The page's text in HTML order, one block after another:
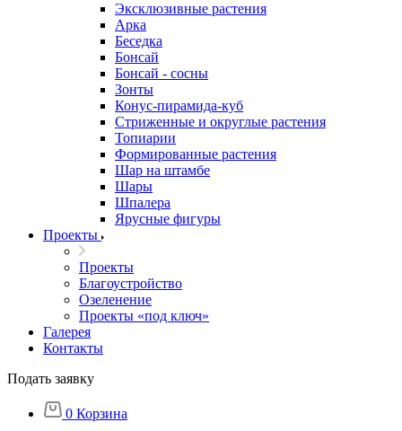
Эксклюзивные растения
Арка
Беседка
Бонсай
Бонсай - сосны
Зонты
Конус-пирамида-куб
Стриженные и округлые растения
Топиарии
Формированные растения
Шар на штамбе
Шары
Шпалера
Ярусные фигуры
Проекты
Проекты
Благоустройство
Озеленение
Проекты «под ключ»
Галерея
Контакты
Подать заявку
0 Корзина